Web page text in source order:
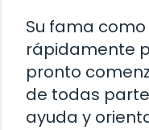
Su fama
rápidamente
pronto
de todas
ayuda y